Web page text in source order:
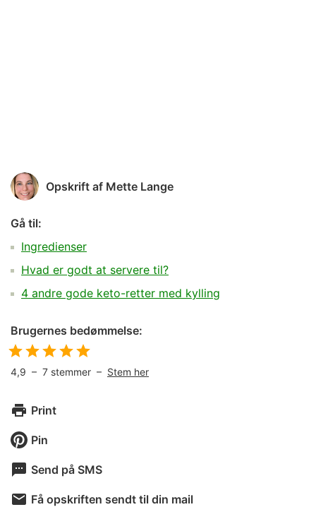
Opskrift af Mette Lange
Gå til:
Ingredienser
Hvad er godt at servere til?
4 andre gode keto-retter med kylling
Brugernes bedømmelse:
4,9 – 7 stemmer – Stem her
Print
Pin
Send på SMS
Få opskriften sendt til din mail